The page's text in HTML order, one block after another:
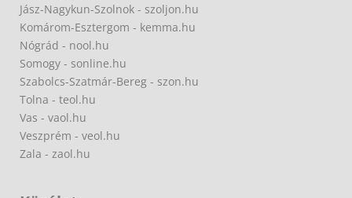
Jász-Nagykun-Szolnok - szoljon.hu
Komárom-Esztergom - kemma.hu
Nógrád - nool.hu
Somogy - sonline.hu
Szabolcs-Szatmár-Bereg - szon.hu
Tolna - teol.hu
Vas - vaol.hu
Veszprém - veol.hu
Zala - zaol.hu